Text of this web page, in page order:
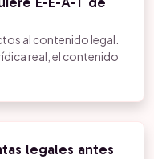
al contenido legal.
real, el contenido
legales antes